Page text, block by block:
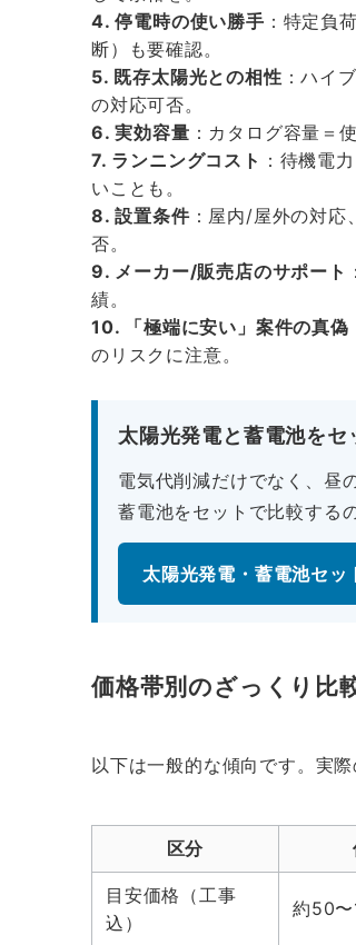
4. 停電時の使い勝手 ：特定負
断）も要確認。
5. 既存太陽光との相性 ：ハイ
の対応可否。
6. 実効容量 ：カタログ容量＝
7. ランニングコスト ：待機電
いことも。
8. 設置条件：屋内/屋外の対応
否。
9. メーカー/販売店のサポート
績。
10. 「極端に安い」案件の真偽
のリスクに注意。
太陽光発電と蓄電池をセ
電気代削減だけでなく、昼
蓄電池をセットで比較する
太陽光発電・蓄電池セッ
価格帯別のざっくり比
以下は一般的な傾向です。実
区分
目安価格（工事
込）
約50